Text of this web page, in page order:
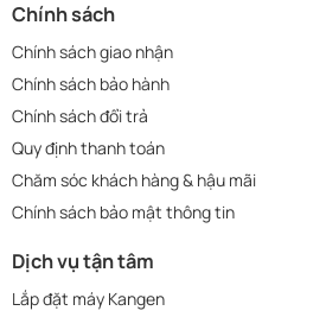
Chính sách
Chính sách giao nhận
Chính sách bảo hành
Chính sách đổi trả
Quy định thanh toán
Chăm sóc khách hàng & hậu mãi
Chính sách bảo mật thông tin
Dịch vụ tận tâm
Lắp đặt máy Kangen